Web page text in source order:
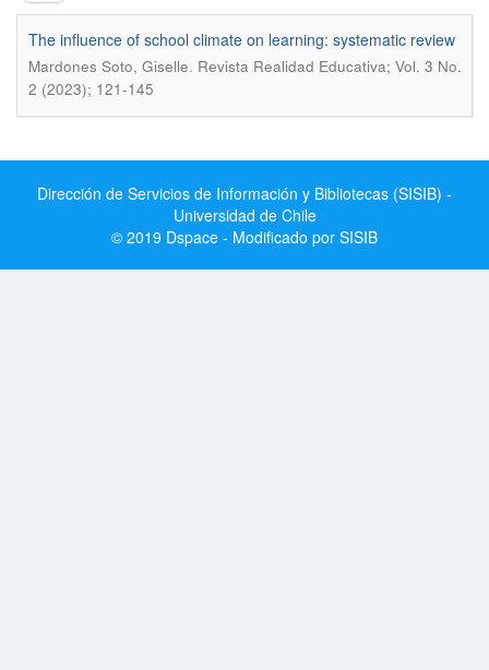
The influence of school climate on learning: systematic review
Mardones Soto, Giselle. Revista Realidad Educativa; Vol. 3 No.
2 (2023); 121-145
Dirección de Servicios de Información y Bibliotecas (SISIB) -
Universidad de Chile
© 2019 Dspace - Modificado por SISIB